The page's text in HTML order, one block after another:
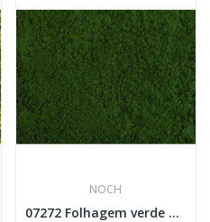
NOCH
07272 Folhagem verde oliva